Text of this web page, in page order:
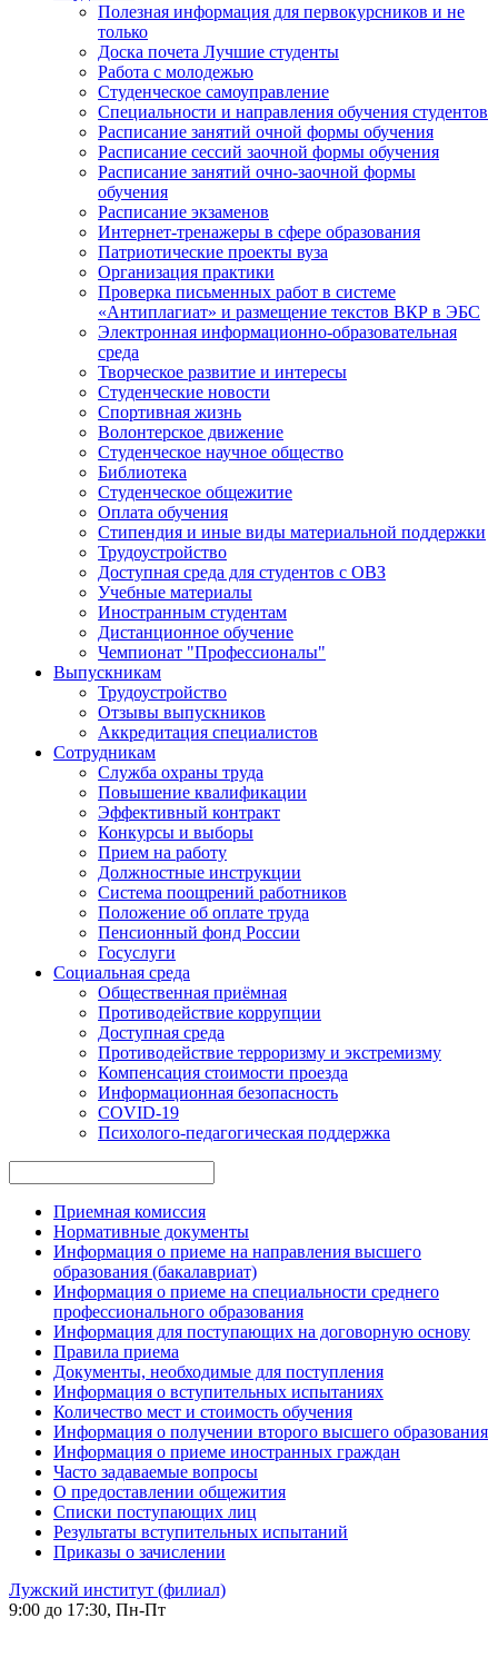
Полезная информация для первокурсников и не
только
Доска почета Лучшие студенты
Работа с молодежью
Студенческое самоуправление
Специальности и направления обучения студентов
Расписание занятий очной формы обучения
Расписание сессий заочной формы обучения
Расписание занятий очно-заочной формы
обучения
Расписание экзаменов
Интернет-тренажеры в сфере образования
Патриотические проекты вуза
Организация практики
Проверка письменных работ в системе
«Антиплагиат» и размещение текстов ВКР в ЭБС
Электронная информационно-образовательная
среда
Творческое развитие и интересы
Студенческие новости
Спортивная жизнь
Волонтерское движение
Студенческое научное общество
Библиотека
Студенческое общежитие
Оплата обучения
Стипендия и иные виды материальной поддержки
Трудоустройство
Доступная среда для студентов с ОВЗ
Учебные материалы
Иностранным студентам
Дистанционное обучение
Чемпионат "Профессионалы"
Выпускникам
Трудоустройство
Отзывы выпускников
Аккредитация специалистов
Сотрудникам
Служба охраны труда
Повышение квалификации
Эффективный контракт
Конкурсы и выборы
Прием на работу
Должностные инструкции
Система поощрений работников
Положение об оплате труда
Пенсионный фонд России
Госуслуги
Социальная среда
Общественная приёмная
Противодействие коррупции
Доступная среда
Противодействие терроризму и экстремизму
Компенсация стоимости проезда
Информационная безопасность
COVID-19
Психолого-педагогическая поддержка
Приемная комиссия
Нормативные документы
Информация о приеме на направления высшего
образования (бакалавриат)
Информация о приеме на специальности среднего
профессионального образования
Информация для поступающих на договорную основу
Правила приема
Документы, необходимые для поступления
Информация о вступительных испытаниях
Количество мест и стоимость обучения
Информация о получении второго высшего образования
Информация о приеме иностранных граждан
Часто задаваемые вопросы
О предоставлении общежития
Списки поступающих лиц
Результаты вступительных испытаний
Приказы о зачислении
Лужский институт (филиал)
9:00 до 17:30, Пн-Пт